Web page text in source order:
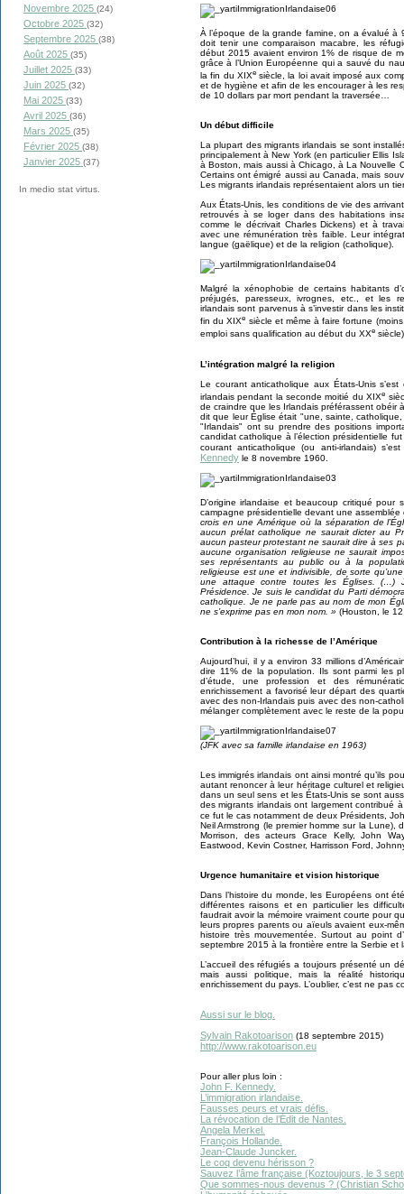
Novembre 2025 (24)
Octobre 2025 (32)
Septembre 2025 (38)
Août 2025 (35)
Juillet 2025 (33)
Juin 2025 (32)
Mai 2025 (33)
Avril 2025 (36)
Mars 2025 (35)
Février 2025 (38)
Janvier 2025 (37)
In medio stat virtus.
À l’époque de la grande famine, on a évalué à
doit tenir une comparaison macabre, les
début 2015 avaient environ 1% de risque de
grâce à l’Union Européenne qui a sauvé du
la fin du XIXesiècle, la loi avait imposé aux
et de hygiène et afin de les encourager à les
de 10 dollars par mort pendant la traversée…
Un début difficile
La plupart des migrants irlandais se sont
principalement à New York (en particulier Ellis
à Boston, mais aussi à Chicago, à La Nouvelle
Certains ont émigré aussi au Canada, mais
Les migrants irlandais représentaient alors un
Aux États-Unis, les conditions de vie des
retrouvés à se loger dans des habitations
comme le décrivait Charles Dickens) et à
avec une rémunération très faible. Leur
langue (gaëlique) et de la religion (catholique).
Malgré la xénophobie de certains habitants
préjugés, paresseux, ivrognes, etc., et les
irlandais sont parvenus à s’investir dans les
fin du XIXe siècle et même à faire fortune
emploi sans qualification au début du XXe
L’intégration malgré la religion
Le courant anticatholique aux États-Unis
irlandais pendant la seconde moitié du XIXe
de craindre que les Irlandais préférassent obéir
dit que leur Église était "une, sainte,
"Irlandais" ont su prendre des positions
candidat catholique à l’élection présidentielle
courant anticatholique (ou anti-irlandais)
Kennedy le 8 novembre 1960.
D’origine irlandaise et beaucoup critiqué
campagne présidentielle devant une
crois en une Amérique où la séparation de
aucun prélat catholique ne saurait dicter au
aucun pasteur protestant ne saurait dire à ses
aucune organisation religieuse ne saurait
ses représentants au public ou à la
religieuse est une et indivisible, de sorte
une attaque contre toutes les Églises.
Présidence. Je suis le candidat du Parti
catholique. Je ne parle pas au nom de mon
ne s’exprime pas en mon nom. » (Houston, le
Contribution à la richesse de l’Amérique
Aujourd’hui, il y a environ 33 millions
dire 11% de la population. Ils sont parmi les
d’étude, une profession et des
enrichissement a favorisé leur départ des
avec des non-Irlandais puis avec des non-
mélanger complètement avec le reste de la
(JFK avec sa famille irlandaise en 1963)
Les immigrés irlandais ont ainsi montré qu’ils
autant renoncer à leur héritage culturel et
dans un seul sens et les États-Unis se sont
des migrants irlandais ont largement contribué
ce fut le cas notamment de deux Présidents,
Neil Armstrong (le premier homme sur la Lune),
Morrison, des acteurs Grace Kelly, John
Eastwood, Kevin Costner, Harrisson Ford,
Urgence humanitaire et vision historique
Dans l’histoire du monde, les Européens ont
différentes raisons et en particulier les
faudrait avoir la mémoire vraiment courte pour
leurs propres parents ou aïeuls avaient eux-
histoire très mouvementée. Surtout au point
septembre 2015 à la frontière entre la Serbie et
L’accueil des réfugiés a toujours présenté un
mais aussi politique, mais la réalité
enrichissement du pays. L’oublier, c’est ne pas
Aussi sur le blog.
Sylvain Rakotoarison (18 septembre 2015)
http://www.rakotoarison.eu
Pour aller plus loin :
John F. Kennedy.
L’immigration irlandaise.
Fausses peurs et vrais défis.
La révocation de l’Édit de Nantes.
Angela Merkel.
François Hollande.
Jean-Claude Juncker.
Le coq devenu hérisson ?
Sauvez l’âme française (Koztoujours, le 3
Que sommes-nous devenus ? (Christian